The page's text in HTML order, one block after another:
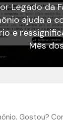
Legado da
ajuda a
e
Mês
Gostou?